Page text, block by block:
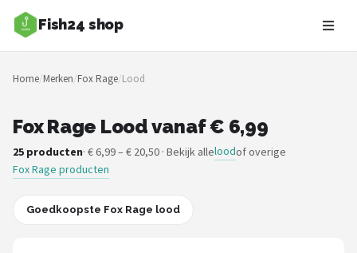
Fish24 shop
Zoeken
NAVIGATIE
Merken
Blog
Home/Merken/Fox Rage/Lood
Fox Rage Lood vanaf € 6,99
25 producten· € 6,99 – € 20,50 · Bekijk alleloodof overige
Fox Rage producten
Goedkoopste Fox Rage lood